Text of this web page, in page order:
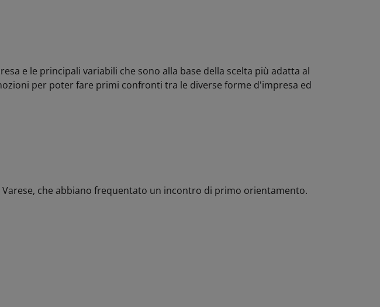
e le principali variabili che sono alla base della scelta più adatta al
per poter fare primi confronti tra le diverse forme d'impresa ed
che abbiano frequentato un incontro di primo orientamento.